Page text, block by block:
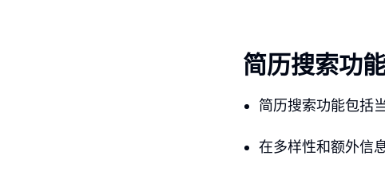
简历搜索功
简历搜索功能包括
在多样性和额外信